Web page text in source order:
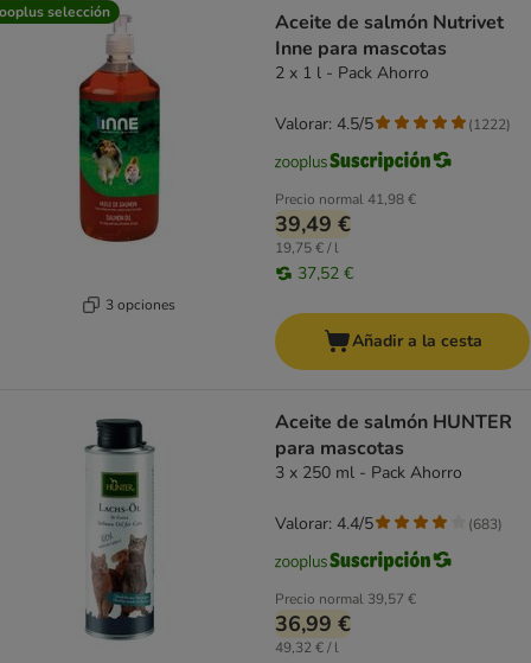
selección
3 opciones
Aceite de salmón Nutrivet
Inne para mascotas
2 x 1 l - Pack Ahorro
Precio normal41,98 €
39,49 €
19,75 € / l
37,52 €
Valorar: 4.5/5 (1222)
Añadir a la cesta
Aceite de salmón HUNTER
para mascotas
3 x 250 ml - Pack Ahorro
Precio normal 39,57 €
36,99 €
49,32 € / l
Valorar: 4.4/5 (683)